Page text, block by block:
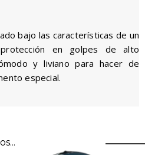
bajo las características de un
en golpes de alto
y liviano para hacer de
especial.